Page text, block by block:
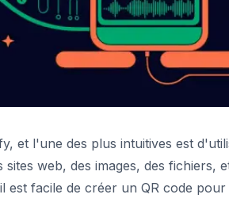
et l'une des plus intuitives est
web, des images, des fichiers,
est facile de créer un QR code pour